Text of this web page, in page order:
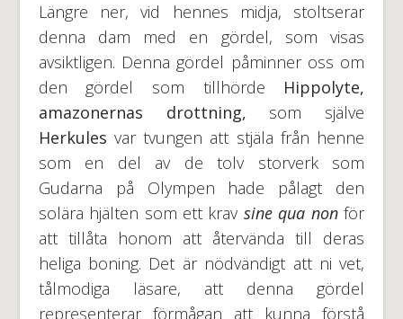
Längre ner, vid hennes midja, stoltserar
denna dam med en gördel, som visas
avsiktligen. Denna gördel påminner oss om
den gördel som tillhörde Hippolyte,
amazonernas drottning, som själve
Herkules var tvungen att stjäla från henne
som en del av de tolv storverk som
Gudarna på Olympen hade pålagt den
solära hjälten som ett krav sine qua nonför
att tillåta honom att återvända till deras
heliga boning. Det är nödvändigt att ni vet,
tålmodiga läsare, att denna gördel
representerar förmågan att kunna förstå